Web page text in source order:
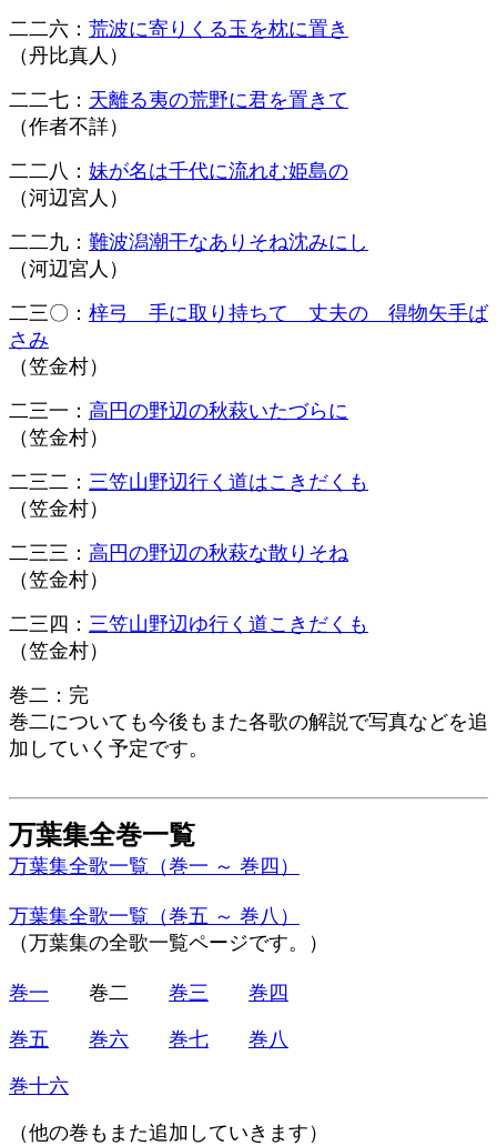
二二六： 荒波に寄りくる玉を枕に置き
（丹比真人）
二二七： 天離る夷の荒野に君を置きて
（作者不詳）
二二八： 妹が名は千代に流れむ姫島の
（河辺宮人）
二二九： 難波潟潮干なありそね沈みにし
（河辺宮人）
二三〇： 梓弓 手に取り持ちて 丈夫の 得物矢手ば
さみ
（笠金村）
二三一： 高円の野辺の秋萩いたづらに
（笠金村）
二三二： 三笠山野辺行く道はこきだくも
（笠金村）
二三三： 高円の野辺の秋萩な散りそね
（笠金村）
二三四： 三笠山野辺ゆ行く道こきだくも
（笠金村）
巻二：完
巻二についても今後もまた各歌の解説で写真などを追
加していく予定です。
万葉集全巻一覧
万葉集全歌一覧（巻一 ～ 巻四）
万葉集全歌一覧（巻五 ～ 巻八）
（万葉集の全歌一覧ページです。）
巻一 巻二 巻三 巻四
巻五 巻六 巻七 巻八
巻十六
（他の巻もまた追加していきます）